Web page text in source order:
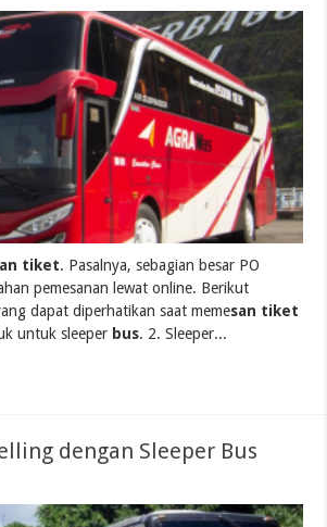
tiket. Pasalnya, sebagian besar PO
pemesanan lewat online. Berikut
dapat diperhatikan saat memesan tiket
untuk sleeper bus. 2. Sleeper...
dengan Sleeper Bus